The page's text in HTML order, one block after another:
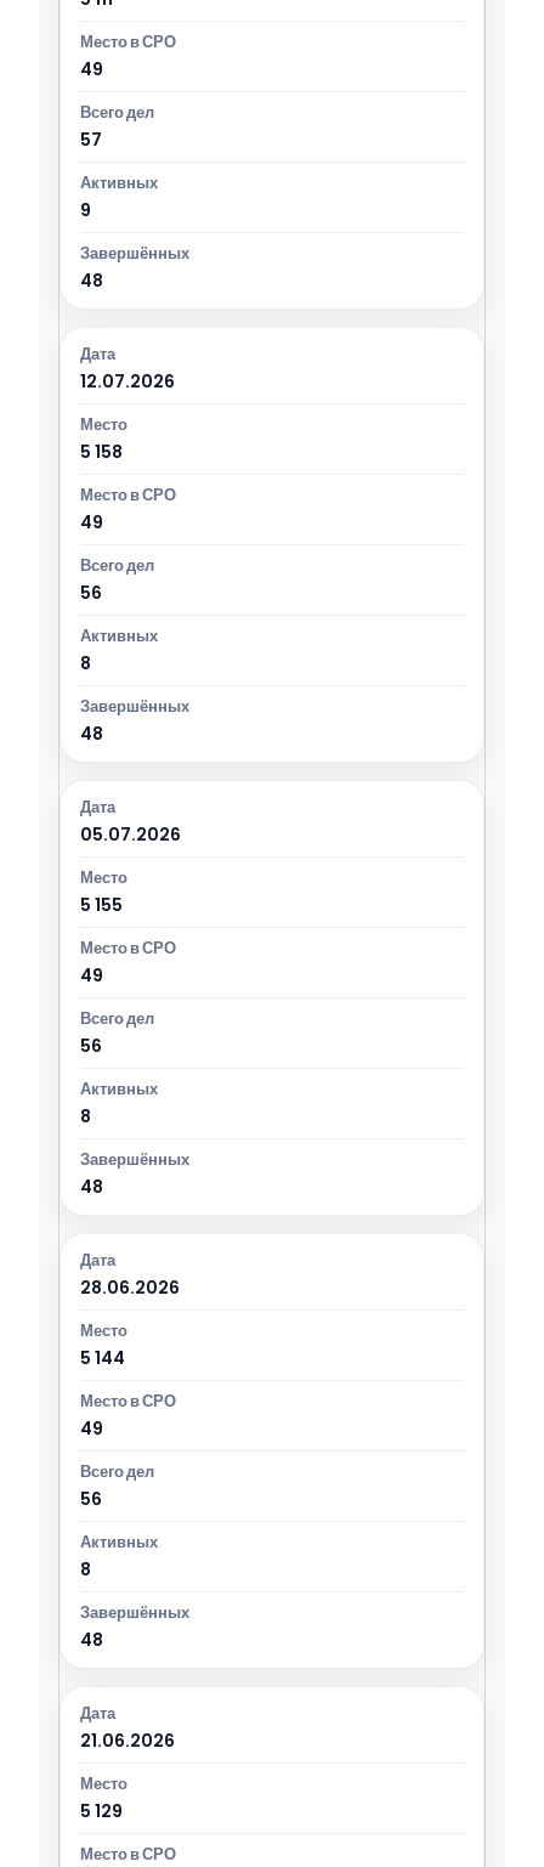
49
57
9
48
12.07.2026
5 158
49
56
8
48
05.07.2026
5 155
49
56
8
48
28.06.2026
5 144
49
56
8
48
21.06.2026
5 129